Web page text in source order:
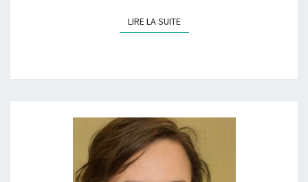
LIRE LA SUITELIRE LA SUITE